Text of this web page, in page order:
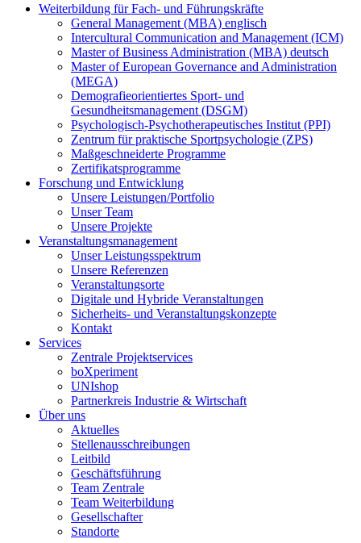
Weiterbildung für Fach- und Führungskräfte
General Management (MBA) englisch
Intercultural Communication and Management (ICM)
Master of Business Administration (MBA) deutsch
Master of European Governance and Administration
(MEGA)
Demografieorientiertes Sport- und
Gesundheitsmanagement (DSGM)
Psychologisch-Psychotherapeutisches Institut (PPI)
Zentrum für praktische Sportpsychologie (ZPS)
Maßgeschneiderte Programme
Zertifikatsprogramme
Forschung und Entwicklung
Unsere Leistungen/Portfolio
Unser Team
Unsere Projekte
Veranstaltungsmanagement
Unser Leistungsspektrum
Unsere Referenzen
Veranstaltungsorte
Digitale und Hybride Veranstaltungen
Sicherheits- und Veranstaltungskonzepte
Kontakt
Services
Zentrale Projektservices
boXperiment
UNIshop
Partnerkreis Industrie & Wirtschaft
Über uns
Aktuelles
Stellenausschreibungen
Leitbild
Geschäftsführung
Team Zentrale
Team Weiterbildung
Gesellschafter
Standorte